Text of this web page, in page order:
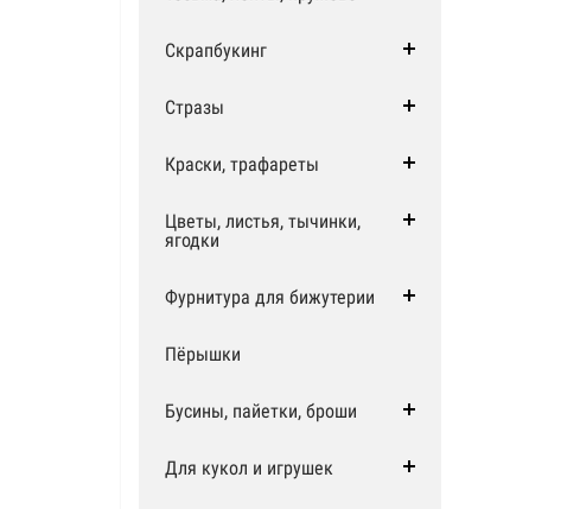
Скрапбукинг
Стразы
Краски, трафареты
Цветы, листья, тычинки,
ягодки
Фурнитура для бижутерии
Пёрышки
Бусины, пайетки, броши
Для кукол и игрушек